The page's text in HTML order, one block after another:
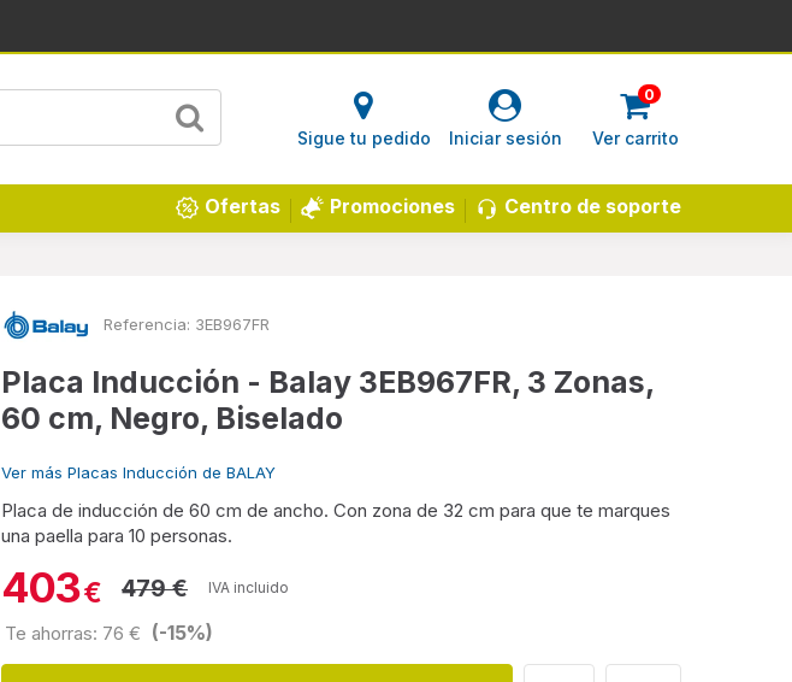
Sigue tu pedido Iniciar sesión
0
Ver carrito
Centro de soporte
Promociones
Ofertas
Referencia: 3EB967FR
Placa Inducción - Balay 3EB967FR, 3 Zonas,
60 cm, Negro, Biselado
Ver más Placas Inducción de BALAY
Placa de inducción de 60 cm de ancho. Con zona de 32 cm para que te marques
una paella para 10 personas.
403€ 479 € IVA incluido
Te ahorras: 76 € (-15%)